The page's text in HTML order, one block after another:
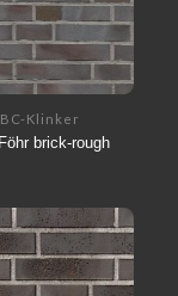
Klinker
brick-rough